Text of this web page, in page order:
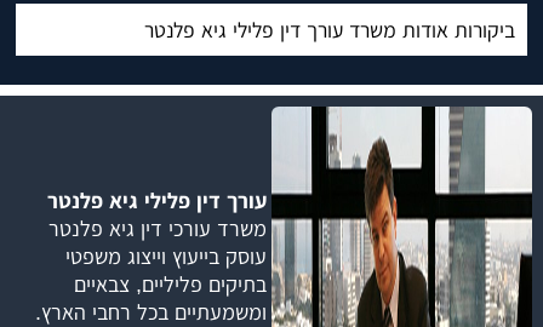
ביקורות אודות משרד עורך דין פלילי גיא פלנטר
עורך דין פלילי גיא פלנטר
משרד עורכי דין גיא פלנטר
עוסק בייעוץ וייצוג משפטי
בתיקים פליליים, צבאיים
ומשמעתיים בכל רחבי הארץ.